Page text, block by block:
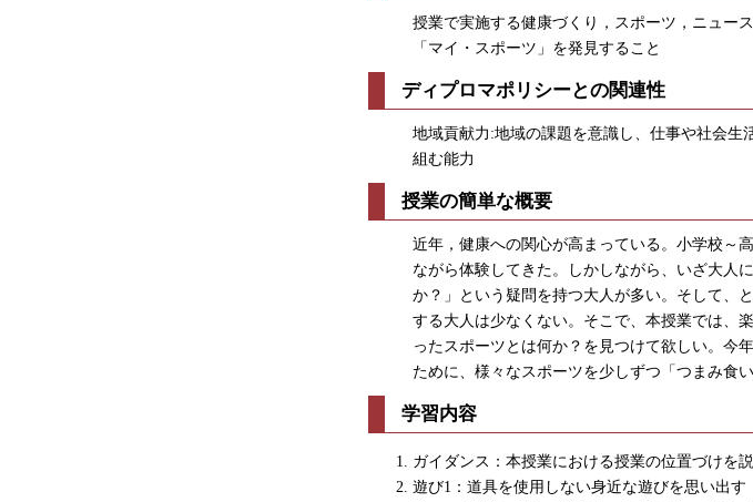
授業で実施する健康づくり，スポーツ，ニュー
「マイ・スポーツ」を発見すること
ディプロマポリシーとの関連性
地域貢献力:地域の課題を意識し、仕事や社会生
組む能力
授業の簡単な概要
近年，健康への関心が高まっている。小学校～
ながら体験してきた。しかしながら、いざ大人
か？」という疑問を持つ大人が多い。そして、
する大人は少なくない。そこで、本授業では、
ったスポーツとは何か？を見つけて欲しい。今
ために、様々なスポーツを少しずつ「つまみ食
学習内容
ガイダンス：本授業における授業の位置づけを
遊び1：道具を使用しない身近な遊びを思い出す